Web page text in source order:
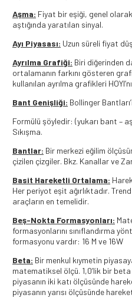
Aşma: Fiyat bir eşiği, genel
aştığında yaratılan sinyal.
Ayı Piyasası: Uzun süreli fiyat
Ayrılma Grafiği: Biri diğerinden
ortalamanın farkını gösteren
kullanılan ayrılma grafikleri
Bant Genişliği: Bollinger
Formülü şöyledir: (yukarı bant –
Sıkışma.
Bantlar: Bir merkezi eğilim
çizilen çizgiler. Bkz. Kanallar ve
Basit Hareketli Ortalama:
Her periyot eşit ağırlıktadır.
araçların en temelidir.
Beş-Nokta Formasyonları:
formasyonlarını sınıflandırma
formasyonu vardır: 16 M ve 16W
Beta: Bir menkul kıymetin
matematiksel ölçü. 1,0’lik bir
piyasanın iki katı ölçüsünde
piyasanın yarısı ölçüsünde